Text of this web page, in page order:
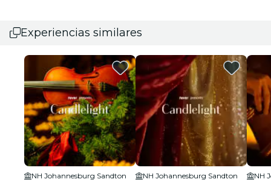
Experiencias similares
NH Johannesburg Sandton
NH Johannesburg Sandton
NH